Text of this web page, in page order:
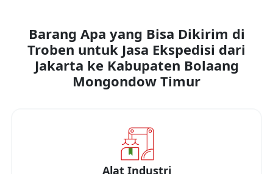
Barang Apa yang Bisa Dikirim di
Troben untuk Jasa Ekspedisi dari
Jakarta ke Kabupaten Bolaang
Mongondow Timur
Alat Industri